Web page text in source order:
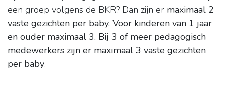
een groep volgens de BKR? Dan zijn er maximaal 2
vaste gezichten per baby. Voor kinderen van 1 jaar
en ouder maximaal 3. Bij 3 of meer pedagogisch
medewerkers zijn er maximaal 3 vaste gezichten
per baby.